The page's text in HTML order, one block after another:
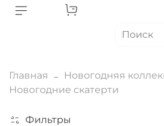
Главная
Новогодняя
Новогодние скатерти
Фильтры